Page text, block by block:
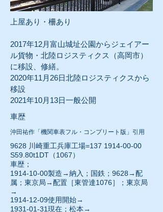
​上屋あり・柵あり
2017年12月富山城址公園からジェイアー
ル貨物・北陸ロジスティクス（高岡市）
に移設、修繕。
2020年11月26日北陸ロジスティクスから
移設
2021年10月13日一般公開
車歴
沖田祐作「機関車表フル・コンプリート版」引用
9628 川崎重工兵庫工場=137 1914-00-00
S59.80t1DT（1067）
車歴；
1914-10-00製造→納入；国鉄；9628→配
属；東京局→配置［東管達1076］；東京局
→
1914-12-09使用開始→
1931-01-31現在；松本→